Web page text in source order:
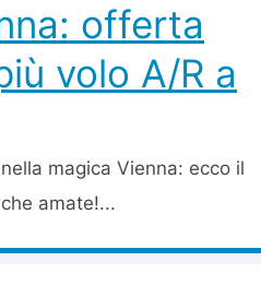
offerta
volo A/R a
magica Vienna: ecco il
amate!...